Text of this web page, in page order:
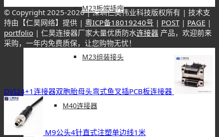
M23板端插座
M23组装接头
M40连接器
© Copyright 2025-2026 | 深圳仁昊伟业科技版权所有 | 技术支
持由【仁昊网络】提供 | 粤ICP备18019240号 | POST| PAGE |
portfolio | 仁昊连接器厂家大量优质防水连接器 产品，欢迎前来
采购，一年内免费质保，让您购物无忧！
DVI24+1连接器双胞胎母头弯式鱼叉插PCB板连接器
M9公头4针直式注塑单边线1米